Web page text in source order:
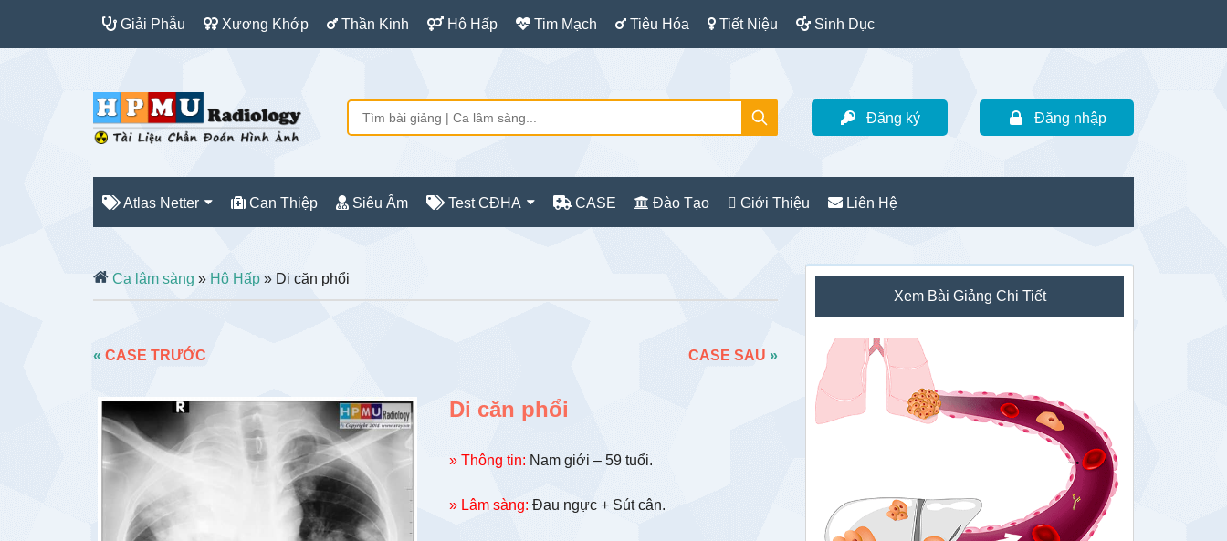
Giải Phẫu Xương Khớp Thần Kinh Hô Hấp Tim Mạch Tiêu Hóa Tiết Niệu Sinh Dục
Đăng ký Đăng nhập
Atlas Netter Can Thiệp Siêu Âm Test CĐHA CASE Đào Tạo Giới Thiệu Liên Hệ
Ca lâm sàng » Hô Hấp » Di căn phổi
« CASE TRƯỚC CASE SAU »
Di căn phổi
» Thông tin: Nam giới – 59 tuổi.
» Lâm sàng: Đau ngực + Sút cân.
Sidebar
chính
Xem Bài Giảng Chi Tiết